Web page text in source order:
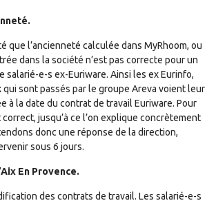
que l’ancienneté calculée dans MyRhoom, ou
dans la société n’est pas correcte pour un
salarié-e-s ex-Euriware. Ainsi les ex Eurinfo,
sont passés par le groupe Areva voient leur
à la date du contrat de travail Euriware. Pour
jusqu’à ce l’on explique concrètement
donc une réponse de la direction,
sous 6 jours.
En Provence.
des contrats de travail. Les salarié-e-s